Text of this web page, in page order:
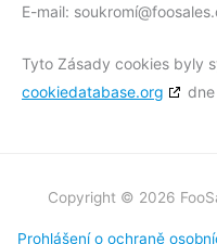
E-mail: soukromí@
Tyto Zásady cookies byly
cookiedatabase.org
Copyright © 2026
Prohlášení o ochraně